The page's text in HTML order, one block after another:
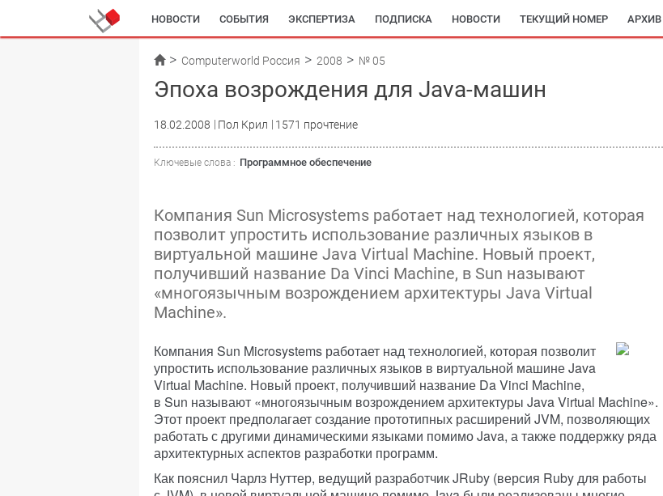
НОВОСТИ СОБЫТИЯ ЭКСПЕРТИЗА ПОДПИСКА НОВОСТИ ТЕКУЩИЙ НОМЕР АРХИВ
Computerworld Россия 2008 № 05
Эпоха возрождения для Java-машин
18.02.2008 Пол Крил 1571 прочтение
Ключевые слова : Программное обеспечение
Компания Sun Microsystems работает над технологией, которая
позволит упростить использование различных языков в
виртуальной машине Java Virtual Machine. Новый проект,
получивший название Da Vinci Machine, в Sun называют
«многоязычным возрождением архитектуры Java Virtual
Machine».
Компания Sun Microsystems работает над технологией, которая позволит
упростить использование различных языков в виртуальной машине Java
Virtual Machine. Новый проект, получивший название Da Vinci Machine,
в Sun называют «многоязычным возрождением архитектуры Java Virtual Machine».
Этот проект предполагает создание прототипных расширений JVM, позволяющих
работать с другими динамическими языками помимо Java, а также поддержку ряда
архитектурных аспектов разработки программ.
Как пояснил Чарлз Нуттер, ведущий разработчик JRuby (версия Ruby для работы